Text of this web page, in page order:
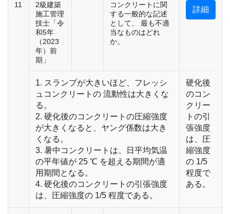
11
2級建築
施工管理
技士「令
和5年
（2023
年）前
期」
コンクリートに関
する一般的な記述
として、 最も不適
当なものはどれ
か。
詳細
1. スランプが大きいほど、フレッシ
ュコンクリートの 流動性は大きくな
る。
2. 硬化後のコンクリートの圧縮強度
が大きくなると、ヤング係数は大き
くなる。
3. 暑中コンクリートは、日平均気温
の平年値が 25 ℃ を超える期間が適
用期間となる。
4. 硬化後のコンクリートの引張強度
は、圧縮強度の 1/5 程度である。
硬化後
のコン
クリー
トの引
張強度
は、圧
縮強度
の 1/5
程度で
ある。